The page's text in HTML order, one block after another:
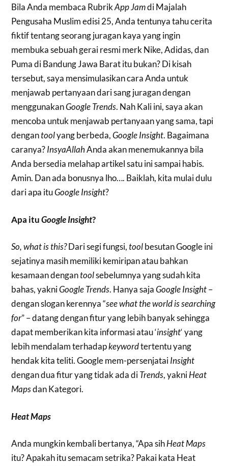
Bila Anda membaca RubrikApp Jamdi Majalah
Pengusaha Muslim edisi 25, Anda tentunya tahu cerita
fiktif tentang seorang juragan kaya yang ingin
membuka sebuah gerai resmi merk Nike, Adidas, dan
Puma di Bandung Jawa Barat itu bukan? Di kisah
tersebut, saya mensimulasikan cara Anda untuk
menjawab pertanyaan dari sang juragan dengan
menggunakanGoogle Trends. Nah Kali ini, saya akan
mencoba untuk menjawab pertanyaan yang sama, tapi
dengantoolyang berbeda,Google Insight. Bagaimana
caranya?InsyaAllahAnda akan menemukannya bila
Anda bersedia melahap artikel satu ini sampai habis.
Amin. Dan ada bonusnya lho…. Baiklah, kita mulai dulu
dari apa ituGoogle Insight?
Apa ituGoogle Insight?
So, what is this?Dari segi fungsi,toolbesutan Google ini
sejatinya masih memiliki kemiripan atau bahkan
kesamaan dengantoolsebelumnya yang sudah kita
bahas, yakniGoogle Trends. Hanya sajaGoogle Insight–
dengan slogan kerennya “see what the world is searching
for” – datang dengan fitur yang lebih banyak sehingga
dapat memberikan kita informasi atau ‘insight‘ yang
lebih mendalam terhadapkeywordtertentu yang
hendak kita teliti. Google mem-persenjataiInsight
dengan dua fitur yang tidak ada diTrends, yakniHeat
Mapsdan Kategori.
Heat Maps
Anda mungkin kembali bertanya, “Apa sihHeat Maps
itu? Apakah itu semacam setrika? Pakai kata Heat